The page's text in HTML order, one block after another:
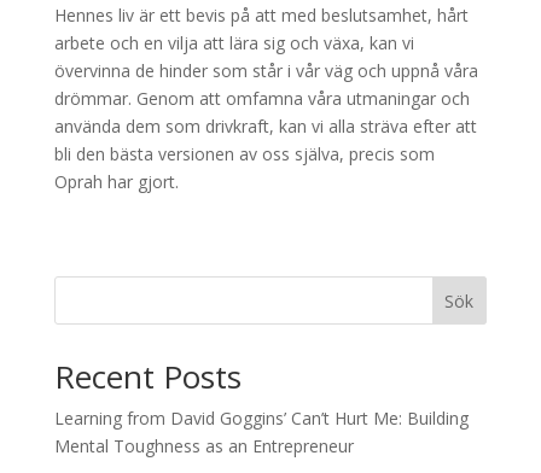
Hennes liv är ett bevis på att med beslutsamhet, hårt
arbete och en vilja att lära sig och växa, kan vi
övervinna de hinder som står i vår väg och uppnå våra
drömmar. Genom att omfamna våra utmaningar och
använda dem som drivkraft, kan vi alla sträva efter att
bli den bästa versionen av oss själva, precis som
Oprah har gjort.
Sök
Recent Posts
Learning from David Goggins’ Can’t Hurt Me: Building
Mental Toughness as an Entrepreneur